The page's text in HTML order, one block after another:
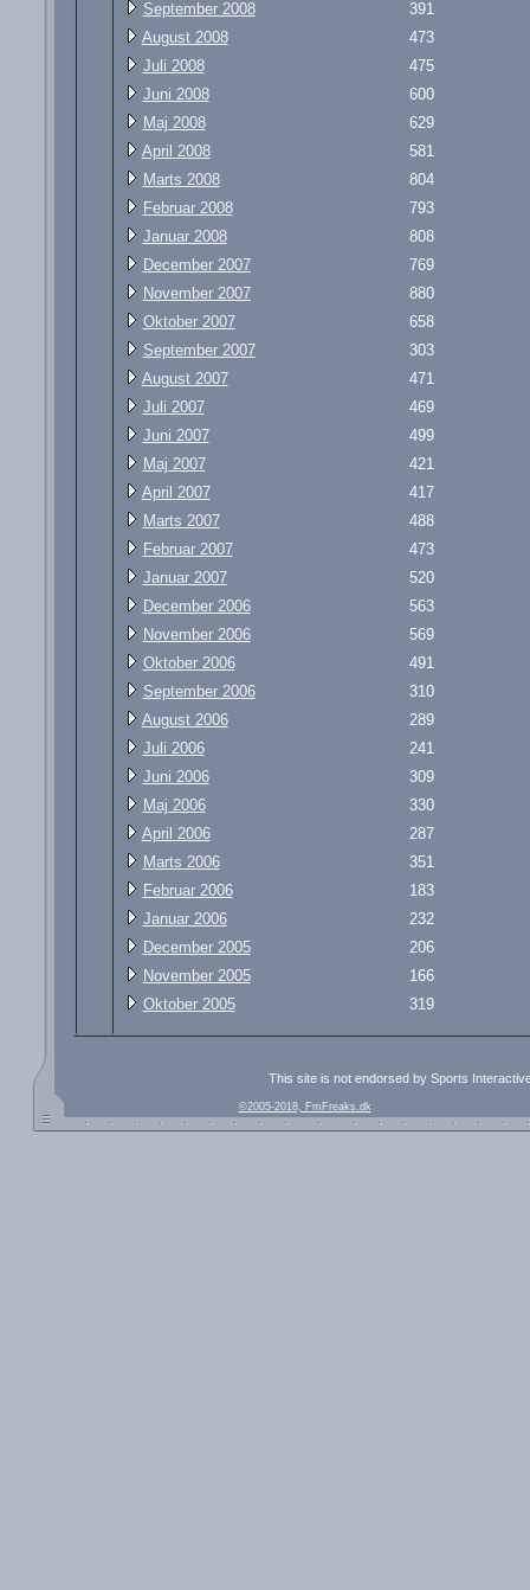
September 2008
391
August 2008
473
Juli 2008
475
Juni 2008
600
Maj 2008
629
April 2008
581
Marts 2008
804
Februar 2008
793
Januar 2008
808
December 2007
769
November 2007
880
Oktober 2007
658
September 2007
303
August 2007
471
Juli 2007
469
Juni 2007
499
Maj 2007
421
April 2007
417
Marts 2007
488
Februar 2007
473
Januar 2007
520
December 2006
563
November 2006
569
Oktober 2006
491
September 2006
310
August 2006
289
Juli 2006
241
Juni 2006
309
Maj 2006
330
April 2006
287
Marts 2006
351
Februar 2006
183
Januar 2006
232
December 2005
206
November 2005
166
Oktober 2005
319
This site is not endorsed by Sports
©2005-2018, FmFreaks.dk